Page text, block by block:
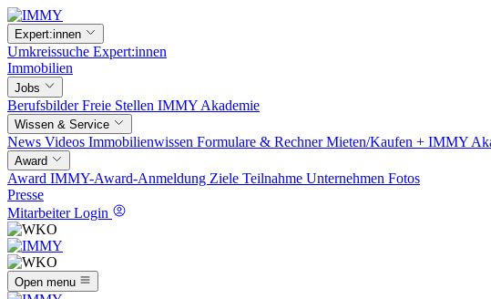
Expert:innen
Umkreissuche Expert:innen
Immobilien
Jobs
BerufsbilderFreie Stellen IMMY Akademie
Wissen & Service
News Videos Immobilienwissen Formulare & RechnerMieten/Kaufen + IMMY
Award
Award IMMY-Award-Anmeldung Ziele Teilnahme Unternehmen Fotos
Presse
Mitarbeiter Login
Open menu